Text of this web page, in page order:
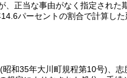
、正当な事由がなく指定され
パーセントの割合で計算した
(昭和35年大川町規程第10号) 、